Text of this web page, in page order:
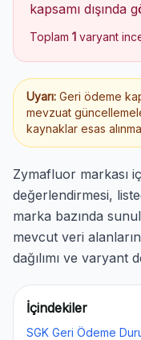
kapsamı dışında
Toplam 1 varyant
Uyarı: Geri ödeme
mevzuat
kaynaklar esas
Zymafluor markası
değerlendirmesi,
marka bazında
mevcut veri
dağılımı ve varyant
İçindekiler
SGK Geri Ödeme